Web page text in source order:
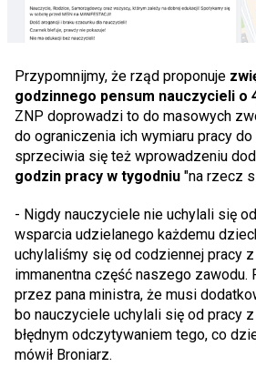
Przypomnijmy, że rząd proponuje
godzinnego pensum nauczycieli o
ZNP doprowadzi to do masowych
do ograniczenia ich wymiaru pracy do
sprzeciwia się też wprowadzeniu
godzin pracy w tygodniu "na rzecz
- Nigdy nauczyciele nie uchylali się
wsparcia udzielanego każdemu
uchylaliśmy się od codziennej pracy
immanentna część naszego zawodu.
przez pana ministra, że musi
bo nauczyciele uchylali się od pracy
błędnym odczytywaniem tego, co
mówił Broniarz.